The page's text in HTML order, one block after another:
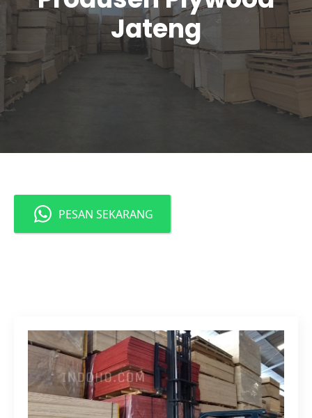
Jateng
PESAN SEKARANG